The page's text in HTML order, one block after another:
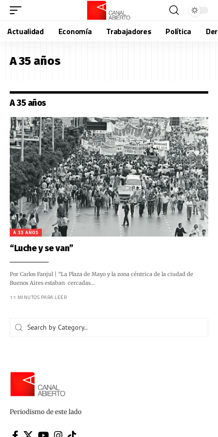
Actualidad Economía Trabajadores Política
A 35 años
A 35 años
A 35 AÑOS
“Luche y se van”
Por Carlos Fanjul | “La Plaza de Mayo y la zona céntrica de la ciudad de
Buenos Aires estaban cercadas…
11 MINUTOS PARA LEER
Periodismo de este lado